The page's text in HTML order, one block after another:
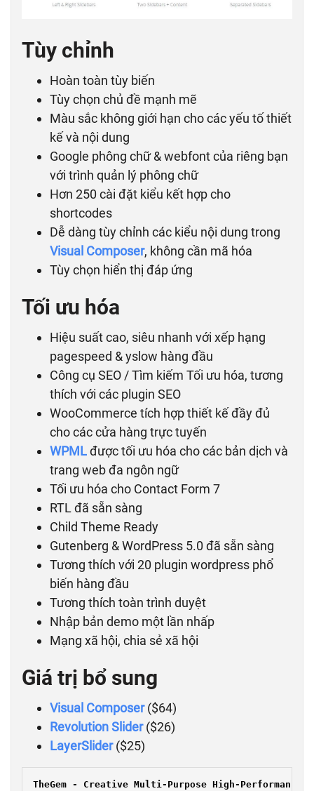
Tùy chỉnh
Hoàn toàn tùy biến
Tùy chọn chủ đề mạnh mẽ
Màu sắc không giới hạn cho các yếu tố thiết
kế và nội dung
Google phông chữ & webfont của riêng bạn
với trình quản lý phông chữ
Hơn 250 cài đặt kiểu kết hợp cho
shortcodes
Dễ dàng tùy chỉnh các kiểu nội dung trong
Visual Composer, không cần mã hóa
Tùy chọn hiển thị đáp ứng
Tối ưu hóa
Hiệu suất cao, siêu nhanh với xếp hạng
pagespeed & yslow hàng đầu
Công cụ SEO / Tìm kiếm Tối ưu hóa, tương
thích với các plugin SEO
WooCommerce tích hợp thiết kế đầy đủ
cho các cửa hàng trực tuyến
WPMLđược tối ưu hóa cho các bản dịch và
trang web đa ngôn ngữ
Tối ưu hóa cho Contact Form 7
RTL đã sẵn sàng
Child Theme Ready
Gutenberg & WordPress 5.0 đã sẵn sàng
Tương thích với 20 plugin wordpress phổ
biến hàng đầu
Tương thích toàn trình duyệt
Nhập bản demo một lần nhấp
Mạng xã hội, chia sẻ xã hội
Giá trị bổ sung
Visual Composer($64)
Revolution Slider($26)
LayerSlider($25)
TheGem - Creative Multi-Purpose High-Performance